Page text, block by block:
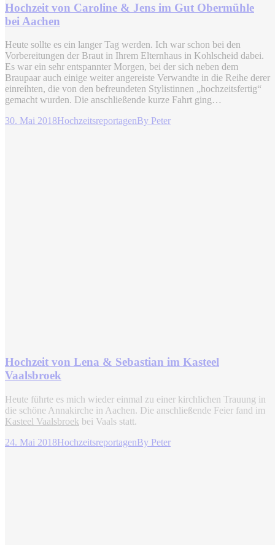
Hochzeit von Caroline & Jens im Gut Obermühle
bei Aachen
Heute sollte es ein langer Tag werden. Ich war schon bei den
Vorbereitungen der Braut in Ihrem Elternhaus in Kohlscheid dabei.
Es war ein sehr entspannter Morgen, bei der sich neben dem
Braupaar auch einige weiter angereiste Verwandte in die Reihe derer
einreihten, die von den befreundeten Stylistinnen „hochzeitsfertig“
gemacht wurden. Die anschließende kurze Fahrt ging…
30. Mai 2018HochzeitsreportagenBy Peter
Hochzeit von Lena & Sebastian im Kasteel
Vaalsbroek
Heute führte es mich wieder einmal zu einer kirchlichen Trauung in
die schöne Annakirche in Aachen. Die anschließende Feier fand im
Kasteel Vaalsbroek bei Vaals statt.
24. Mai 2018HochzeitsreportagenBy Peter